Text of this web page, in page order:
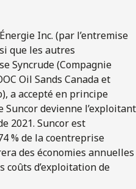
Inc. (par l’entremise
que les autres
Syncrude (Compagnie
Oil Sands Canada et
a accepté en principe
Suncor devienne l’exploitant
2021. Suncor est
% de la coentreprise
des économies annuelles
coûts d’exploitation de